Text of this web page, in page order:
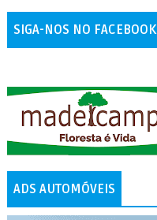
SIGA-NOS NO FACEBOOK
ADS AUTOMÓVEIS